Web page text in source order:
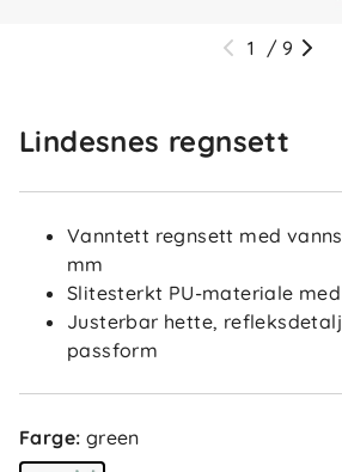
1 / 9
Lindesnes regnsett
Vanntett regnsett med
mm
Slitesterkt PU-materiale
Justerbar hette,
passform
Farge: green